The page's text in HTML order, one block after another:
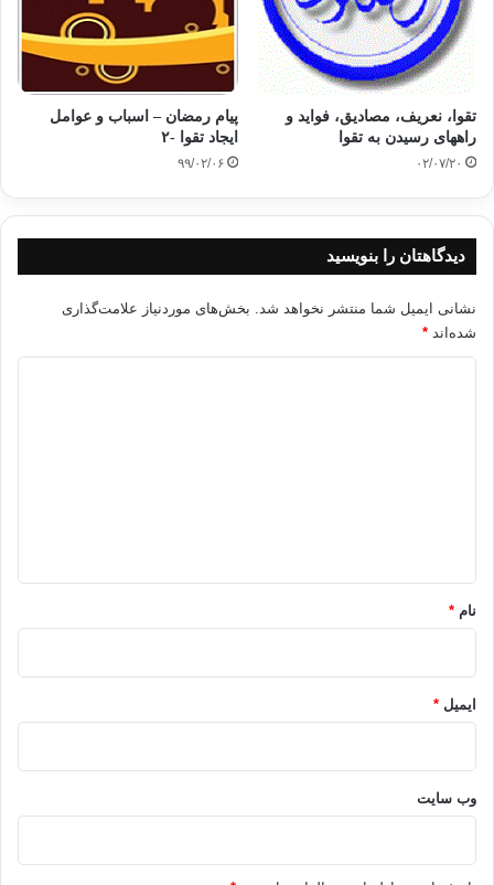
تقوا، نعریف، مصادیق، فواید و
راههای رسیدن به تقوا
۰۲/۰۷/۲۰
پیام رمضان – اسباب و عوامل
ایجاد تقوا -٢
۹۹/۰۲/۰۶
دیدگاهتان را بنویسید
نشانی ایمیل شما منتشر نخواهد شد. بخش‌های موردنیاز علامت‌گذاری
شده‌اند *
نام *
ایمیل *
وب‌ سایت